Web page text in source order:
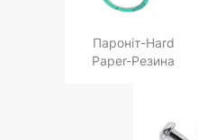
Пароніт-Hard
Paper-Резина